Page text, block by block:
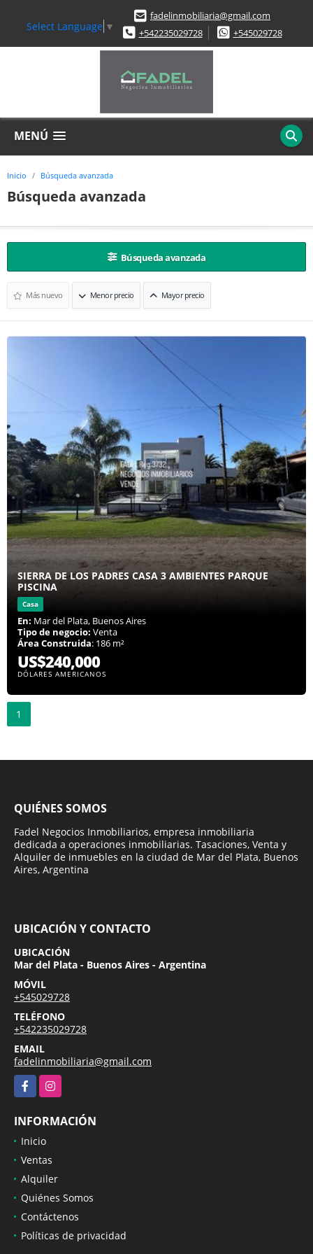
Select Language ▼
fadelinmobiliaria@gmail.com
+542235029728
+545029728
MENÚ
Inicio Búsqueda avanzada
Búsqueda avanzada
Búsqueda avanzada
Más nuevo Menor precio Mayor precio
SIERRA DE LOS PADRES CASA 3 AMBIENTES PARQUE
PISCINA
Casa
En: Mar del Plata, Buenos Aires
Tipo de negocio: Venta
Área Construida: 186 m²
US$240,000
DÓLARES AMERICANOS
1
QUIÉNES SOMOS
Fadel Negocios Inmobiliarios, empresa inmobiliaria
dedicada a operaciones inmobiliarias. Tasaciones, Venta y
Alquiler de inmuebles en la ciudad de Mar del Plata, Buenos
Aires, Argentina
UBICACIÓN Y CONTACTO
UBICACIÓN
Mar del Plata - Buenos Aires - Argentina
MÓVIL
+545029728
TELÉFONO
+542235029728
EMAIL
fadelinmobiliaria@gmail.com
FacebookInstagram
INFORMACIÓN
Inicio
Ventas
Alquiler
Quiénes Somos
Contáctenos
Políticas de privacidad